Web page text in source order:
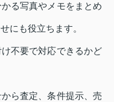
る写真やメモをまとめ
にも役立ちます。
不要で対応できるかど
ら査定、条件提示、売